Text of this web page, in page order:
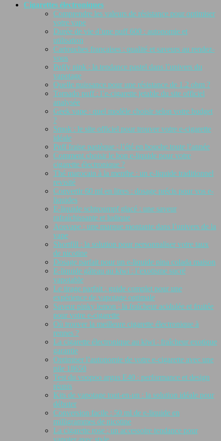
Cigarettes électroniques
Comprendre les valeurs de résistance pour optimiser
votre vape
Durée de vie d’une puff 600 : autonomie et
utilisation
Cartouches françaises : qualité et saveurs au rendez-
vous
Puffy pink : la tendance pastel dans l’univers du
vapotage
Quelle puissance pour une résistance de 1.2 ohm ?
Tornado puff : l’e-cigarette jetable du site officiel
analysée
Geek vape : quel modèle choisir selon votre budget
?
Smok : le site officiel pour trouver votre e-cigarette
idéale
Puff fraise pastèque : l’été en bouche toute l’année
Comment choisir le bon e-liquide pour votre
cigarette électronique ?
Thé marocain à la menthe : un e-liquide traditionnel
revisité
Convertir 60 ml en litres : dosage précis pour vos e-
liquides
E-liquide schtroumpf glacé : une saveur
rafraîchissante et ludique
Aosvape : une marque montante dans l’univers de la
vape
Shortfill : la solution pour personnaliser votre taux
de nicotine
Dosage parfait pour un e-liquide pina colada maison
E-liquide gâteau au kiwi : l’exotisme sucré
vapotable
Le tirage parfait : guide complet pour une
expérience de vapotage optimale
Saveur pinky lemon : la fraîcheur acidulée et fruitée
pour votre e-cigarette
Où trouver la meilleure cigarette électronique à
rennes ?
La cigarette électronique au kiwi : fraîcheur exotique
garantie
Optimiser l’autonomie de votre e-cigarette avec une
pile 18650
Test du voopoo argus E40 : performance et design
réunis
Kits de vapotage tout-en-un : la solution idéale pour
débuter
Conversion facile : 50 ml de e-liquide en
milligrammes de nicotine
La cigarette rose : un accessoire tendance pour